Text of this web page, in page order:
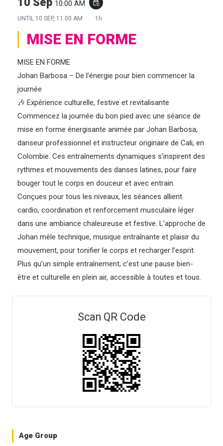
10:00 AM event_repeat
UNTIL 10 SEP, 11:00 AM 1h
MISE EN FORME
MISE EN FORME
Johan Barbosa – De l’énergie pour bien commencer la
journée
🎶 Expérience culturelle, festive et revitalisante
Commencez la journée du bon pied avec une séance de
mise en forme énergisante animée par Johan Barbosa,
danseur professionnel et instructeur originaire de Cali, en
Colombie. Ces entraînements dynamiques s’inspirent des
rythmes et mouvements des danses latines, pour faire
bouger tout le corps en douceur et avec entrain.
Conçues pour tous les niveaux, les séances allient
cardio, coordination et renforcement musculaire léger
dans une ambiance chaleureuse et festive. L’approche de
Johan mêle technique, musique entraînante et plaisir du
mouvement, pour tonifier le corps et recharger l’esprit.
Plus qu’un simple entraînement, c’est une pause bien-
être et culturelle en plein air, accessible à toutes et tous.
Scan QR Code
Age Group